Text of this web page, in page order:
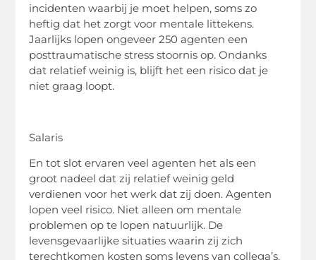
incidenten waarbij je moet helpen, soms zo
heftig dat het zorgt voor mentale littekens.
Jaarlijks lopen ongeveer 250 agenten een
posttraumatische stress stoornis op. Ondanks
dat relatief weinig is, blijft het een risico dat je
niet graag loopt.
Salaris
En tot slot ervaren veel agenten het als een
groot nadeel dat zij relatief weinig geld
verdienen voor het werk dat zij doen. Agenten
lopen veel risico. Niet alleen om mentale
problemen op te lopen natuurlijk. De
levensgevaarlijke situaties waarin zij zich
terechtkomen kosten soms levens van collega’s.